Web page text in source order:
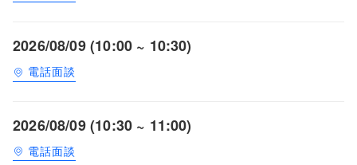
2026/08/09 (10:00 ~ 10:30)
電話面談
2026/08/09 (10:30 ~ 11:00)
電話面談